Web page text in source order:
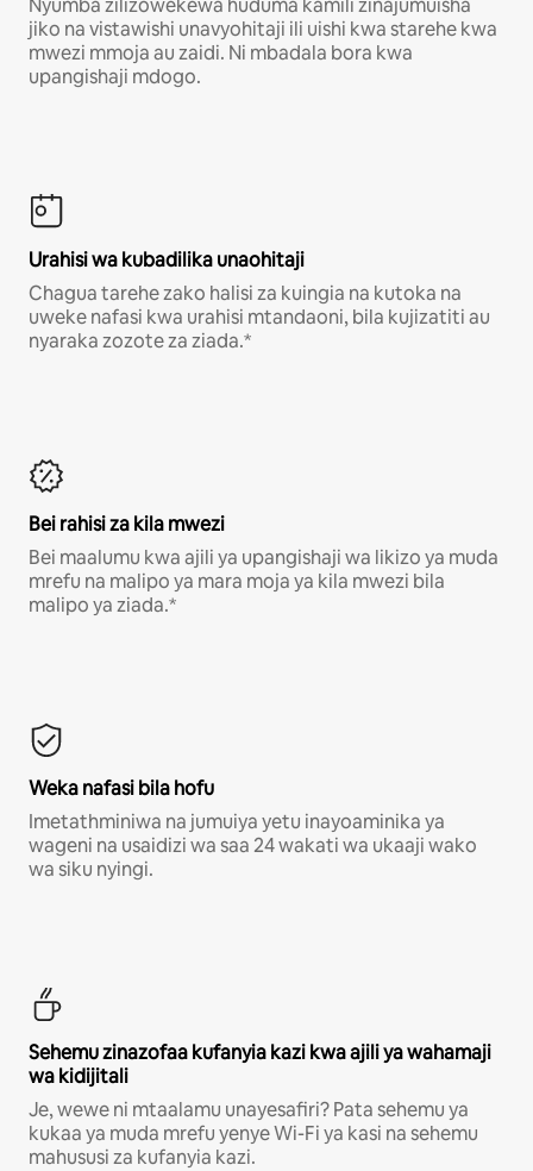
jiko na vistawishi unavyohitaji ili uishi kwa starehe kwa
mwezi mmoja au zaidi. Ni mbadala bora kwa
upangishaji mdogo.
Urahisi wa kubadilika unaohitaji
Chagua tarehe zako halisi za kuingia na kutoka na
uweke nafasi kwa urahisi mtandaoni, bila kujizatiti au
nyaraka zozote za ziada.*
Bei rahisi za kila mwezi
Bei maalumu kwa ajili ya upangishaji wa likizo ya muda
mrefu na malipo ya mara moja ya kila mwezi bila
malipo ya ziada.*
Weka nafasi bila hofu
Imetathminiwa na jumuiya yetu inayoaminika ya
wageni na usaidizi wa saa 24 wakati wa ukaaji wako
wa siku nyingi.
Sehemu zinazofaa kufanyia kazi kwa ajili ya wahamaji
wa kidijitali
Je, wewe ni mtaalamu unayesafiri? Pata sehemu ya
kukaa ya muda mrefu yenye Wi-Fi ya kasi na sehemu
mahususi za kufanyia kazi.